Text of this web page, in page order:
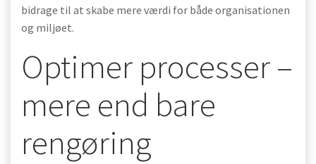
bidrage til at skabe mere værdi for både organisationen
og miljøet.
Optimer processer –
mere end bare
rengøring